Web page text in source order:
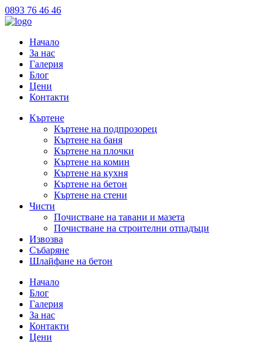
0893 76 46 46
Начало
За нас
Галерия
Блог
Цени
Контакти
Къртене
Къртене на подпрозорец
Къртене на баня
Къртене на плочки
Къртене на комин
Къртене на кухня
Къртене на бетон
Къртене на стени
Чисти
Почистване на тавани и мазета
Почистване на строителни отпадъци
Извозва
Събаряне
Шлайфане на бетон
Начало
Блог
Галерия
За нас
Контакти
Цени